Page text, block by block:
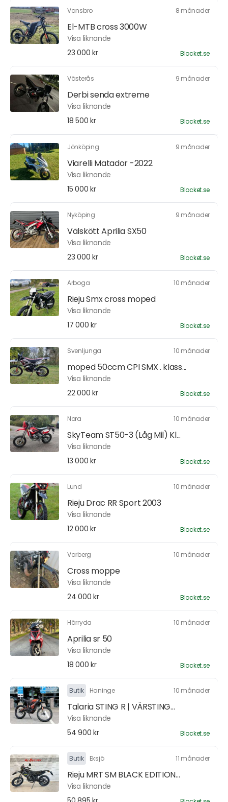
Vansbro 8 månader
El-MTB cross 3000W
Visa liknande
23 000 kr
Blocket.se
Västerås 9 månader
Derbi senda extreme
Visa liknande
18 500 kr
Blocket.se
Jönköping 9 månader
Viarelli Matador -2022
Visa liknande
15 000 kr
Blocket.se
Nyköping 9 månader
Välskött Aprilia SX50
Visa liknande
23 000 kr
Blocket.se
Arboga 10 månader
Rieju Smx cross moped
Visa liknande
17 000 kr
Blocket.se
Svenljunga 10 månader
moped 50ccm CPI SMX . klass...
Visa liknande
22 000 kr
Blocket.se
Nora 10 månader
SkyTeam ST50-3 (Låg Mil) Kl...
Visa liknande
13 000 kr
Blocket.se
Lund 10 månader
Rieju Drac RR Sport 2003
Visa liknande
12 000 kr
Blocket.se
Varberg 10 månader
Cross moppe
Visa liknande
24 000 kr
Blocket.se
Härryda 10 månader
Aprilia sr 50
Visa liknande
18 000 kr
Blocket.se
Butik Haninge 10 månader
Talaria STING R | VÄRSTING...
Visa liknande
54 900 kr
Blocket.se
Butik Eksjö 11 månader
Rieju MRT SM BLACK EDITION...
Visa liknande